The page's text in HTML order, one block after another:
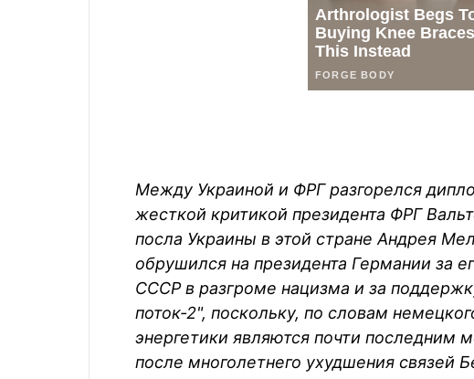
Между Украиной и ФРГ разгорелся
жесткой критикой президента ФРГ
посла Украины в этой стране Андрея
обрушился на президента Германии за
СССР в разгроме нацизма и за
поток-2", поскольку, по словам
энергетики являются почти последним
после многолетнего ухудшения связей